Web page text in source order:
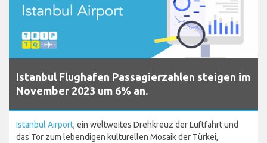
Istanbul Flughafen Passagierzahlen steigen im
November 2023 um 6% an.
Istanbul Airport, ein weltweites Drehkreuz der Luftfahrt und
das Tor zum lebendigen kulturellen Mosaik der Türkei,